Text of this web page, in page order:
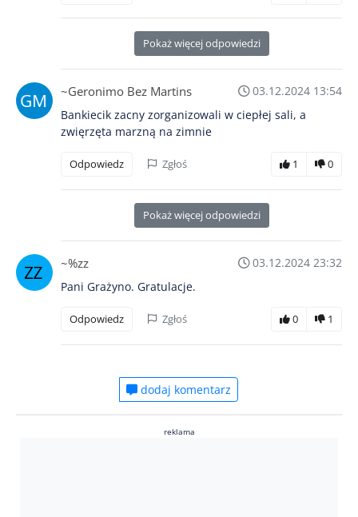
Pokaż więcej odpowiedzi
~Geronimo Bez Martins
03.12.2024 13:54
Bankiecik zacny zorganizowali w ciepłej sali, a
zwięrzęta marzną na zimnie
Odpowiedz Zgłoś 1 0
Pokaż więcej odpowiedzi
~%zz
03.12.2024 23:32
Pani Grażyno. Gratulacje.
Odpowiedz Zgłoś 0 1
dodaj komentarz
reklama